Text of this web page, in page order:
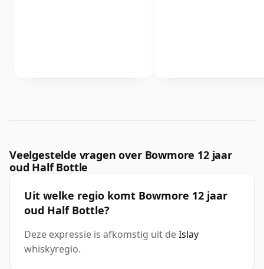
Veelgestelde vragen over Bowmore 12 jaar
oud Half Bottle
Uit welke regio komt Bowmore 12 jaar
oud Half Bottle?
Deze expressie is afkomstig uit deIslay
whiskyregio.